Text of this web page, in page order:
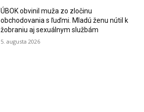
ÚBOK obvinil muža zo zločinu
obchodovania s ľuďmi. Mladú ženu nútil k
žobraniu aj sexuálnym službám
5. augusta 2026